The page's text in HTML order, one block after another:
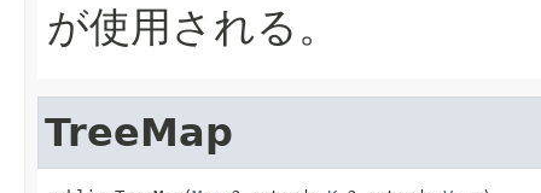
が使用される。
TreeMap